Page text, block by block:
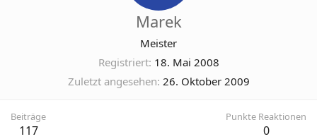
Marek
Meister
Registriert 18. Mai 2008
Zuletzt angesehen 26. Oktober 2009
Beiträge
117
Punkte Reaktionen
0